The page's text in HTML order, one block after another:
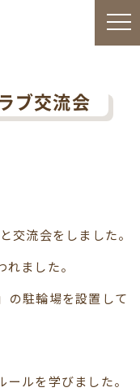
ブ交流会
交流会をしました。
ました。
の駐輪場を設置して
ルを学びました。